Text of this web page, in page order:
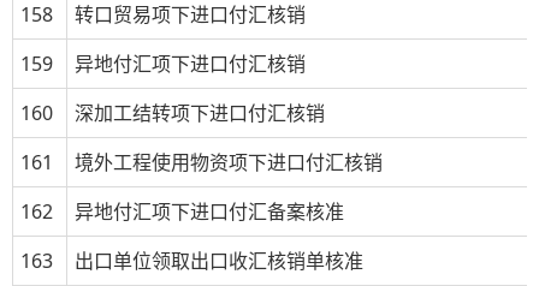
158
转口贸易项下进口付汇核销
159
异地付汇项下进口付汇核销
160
深加工结转项下进口付汇核销
161
境外工程使用物资项下进口付汇核销
162
异地付汇项下进口付汇备案核准
163
出口单位领取出口收汇核销单核准